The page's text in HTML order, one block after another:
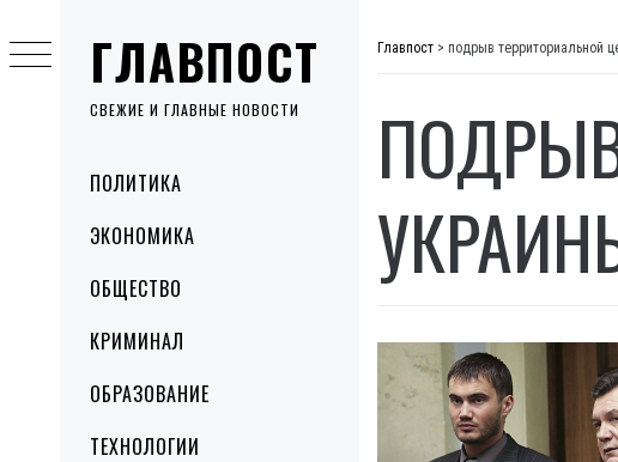
ГЛАВПОСТ
СВЕЖИЕ И ГЛАВНЫЕ НОВОСТИ
MenuПОЛИТИКА
ЭКОНОМИКА
ОБЩЕСТВО
КРИМИНАЛ
ОБРАЗОВАНИЕ
ТЕХНОЛОГИИ
to
content
Главпост > подрыв территориальной